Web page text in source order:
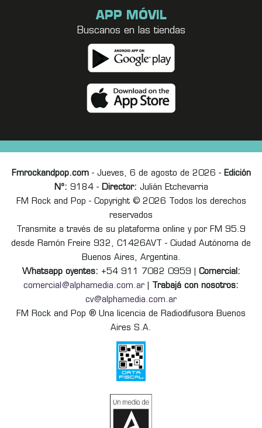
APP MÓVIL
Buscanos en las tiendas
Fmrockandpop.com- Jueves, 6 de agosto de 2026 - Edición
Nº: 9184 - Director: Julián Etchevarria
FM Rock and Pop - Copyright © 2026 Todos los derechos
reservados
Transmite a través de su plataforma online y por FM 95.9
desde Ramón Freire 932, C1426AVT - Ciudad Autónoma de
Buenos Aires, Argentina.
Whatsapp oyentes: +54 911 7082 0959 | Comercial:
comercial@alphamedia.com.ar
Trabajá con nosotros:
cv@alphamedia.com.ar
FM Rock and Pop ® Una licencia de Radiodifusora Buenos
Aires S.A.